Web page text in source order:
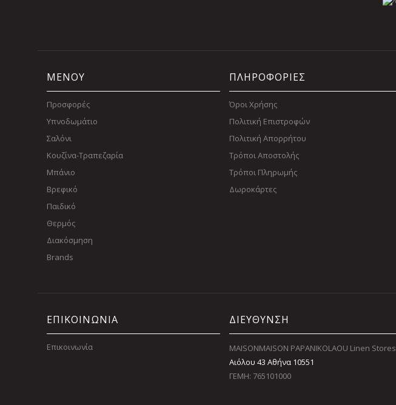
ΜΕΝΟΥ
Προσφορές
Υπνοδωμάτιο
Σαλόνι
Κουζίνα-Τραπεζαρία
Μπάνιο
Βρεφικό
Παιδικό
Θερμός
Διακόσμηση
Brands
ΠΛΗΡΟΦΟΡΙΕΣ
Όροι Χρήσης
Πολιτική Επιστροφών
Πολιτική Απορρήτου
Τρόποι Αποστολής
Τρόποι Πληρωμής
Δωροκάρτες
ΕΠΙΚΟΙΝΩΝΙΑ
Επικοινωνία
ΔΙΕΥΘΥΝΣΗ
MAISONMAISON PAPANIKOLAOU Linen Stores
Αιόλου 43 Αθήνα 10551
ΓΕΜΗ: 765101000